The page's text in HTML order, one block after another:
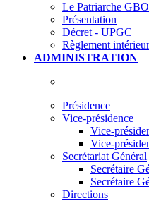
Le Patriarche
Présentation
Décret - UPGC
Règlement intérieur
ADMINISTRATION
Présidence
Vice-présidence
Vice-
Vice-
Secrétariat Général
Secrétaire
Secrétaire
Directions